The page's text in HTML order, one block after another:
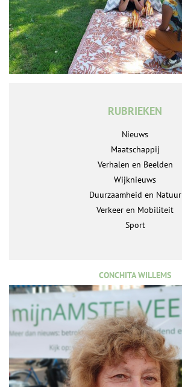
RUBRIEKEN
Nieuws
Maatschappij
Verhalen en Beelden
Wijknieuws
Duurzaamheid en Natuur
Verkeer en Mobiliteit
Sport
CONCHITA WILLEMS